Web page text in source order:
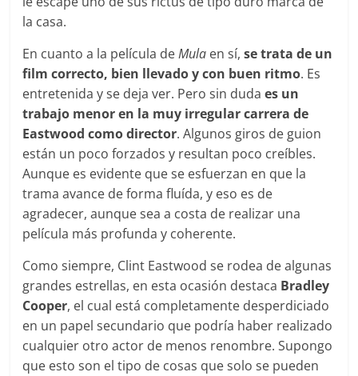
la casa.
En cuanto a la película deMula en sí,se trata de un
film correcto, bien llevado y con buen ritmo. Es
entretenida y se deja ver. Pero sin duda es un
trabajo menor en la muy irregular carrera de
Eastwood como director. Algunos giros de guion
están un poco forzados y resultan poco creíbles.
Aunque es evidente que se esfuerzan en que la
trama avance de forma fluída, y eso es de
agradecer, aunque sea a costa de realizar una
película más profunda y coherente.
Como siempre, Clint Eastwood se rodea de algunas
grandes estrellas, en esta ocasión destaca Bradley
Cooper, el cual está completamente desperdiciado
en un papel secundario que podría haber realizado
cualquier otro actor de menos renombre. Supongo
que esto son el tipo de cosas que solo se pueden